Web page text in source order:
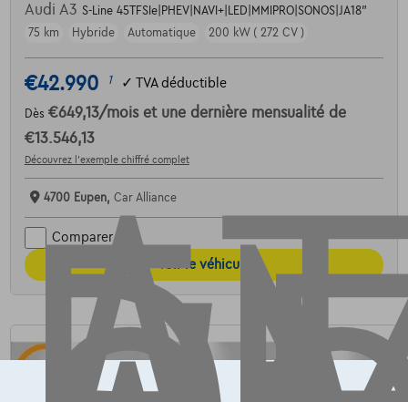
Audi A3 S-Line 45TFSIe|PHEV|NAVI+|LED|MMIPRO|SONOS|JA18"
75 km
Hybride Automatique 200 kW ( 272 CV )
€42.990 1 ✓ TVA déductible
Dès €649,13/mois et une dernière mensualité de
€13.546,13
Découvrez l’exemple chiffré complet
4700 Eupen, Car Alliance
Comparer
Voir le véhicule